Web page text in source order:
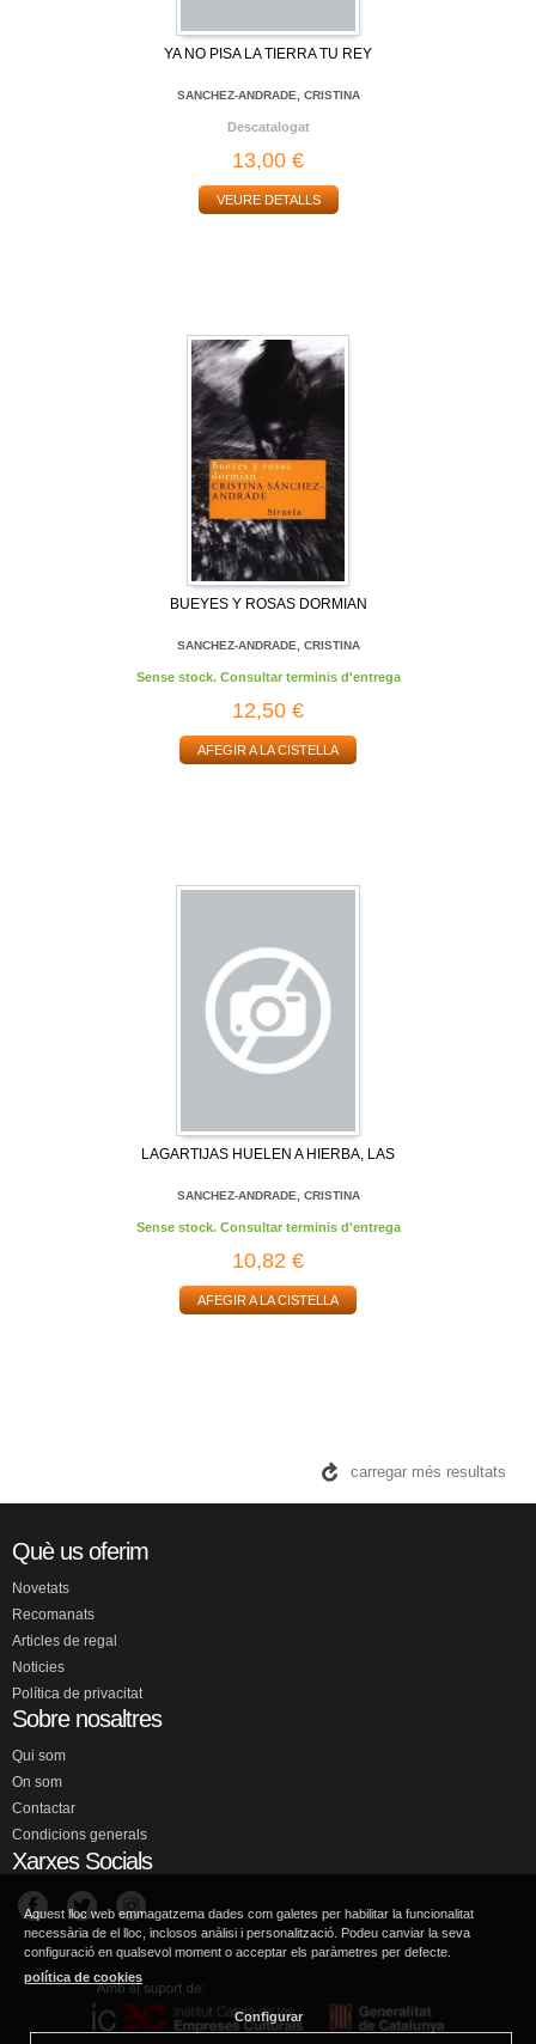
YA NO PISA LA TIERRA TU REY
SANCHEZ-ANDRADE, CRISTINA
Descatalogat
13,00 €
VEURE DETALLS
BUEYES Y ROSAS DORMIAN
SANCHEZ-ANDRADE, CRISTINA
Sense stock. Consultar terminis d'entrega
12,50 €
AFEGIR A LA CISTELLA
LAGARTIJAS HUELEN A HIERBA, LAS
SANCHEZ-ANDRADE, CRISTINA
Sense stock. Consultar terminis d'entrega
10,82 €
AFEGIR A LA CISTELLA
carregar més resultats
Què us oferim
Novetats
Recomanats
Articles de regal
Noticies
Política de privacitat
Sobre nosaltres
Qui som
On som
Contactar
Condicions generals
Xarxes Socials
Aquest lloc web emmagatzema dades com galetes per habilitar la funcionalitat
necessària de el lloc, inclosos anàlisi i personalització. Podeu canviar la seva
configuració en qualsevol moment o acceptar els paràmetres per defecte.
política de cookies
Configurar